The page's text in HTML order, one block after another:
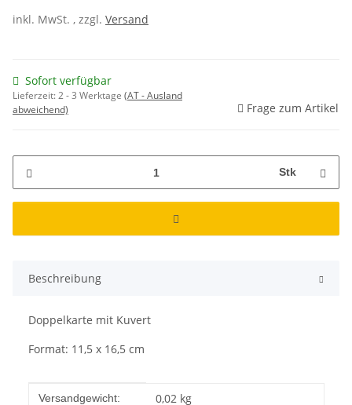
inkl. MwSt. , zzgl. Versand
Sofort verfügbar
Lieferzeit:2 - 3 Werktage (AT - Ausland
abweichend)
Frage zum Artikel
Stk
Beschreibung
Doppelkarte mit Kuvert
Format: 11,5 x 16,5 cm
Produkteigenschaft
Wert
Versandgewicht: 0,02 kg